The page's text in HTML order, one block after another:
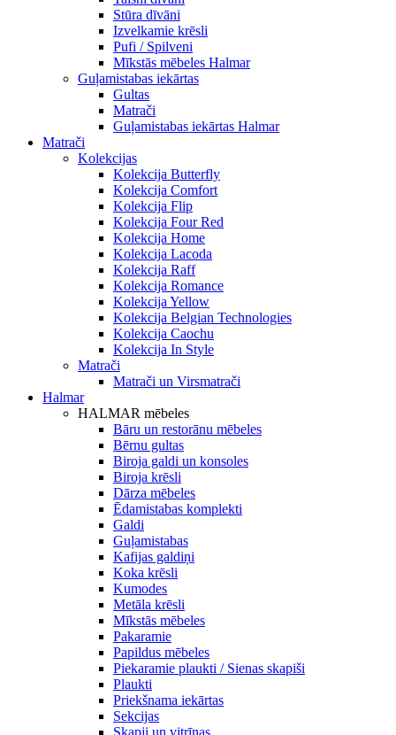
Stūra dīvāni
Izvelkamie krēsli
Pufi / Spilveni
Mīkstās mēbeles Halmar
Guļamistabas iekārtas
Gultas
Matrači
Guļamistabas iekārtas Halmar
Matrači
Kolekcijas
Kolekcija Butterfly
Kolekcija Comfort
Kolekcija Flip
Kolekcija Four Red
Kolekcija Home
Kolekcija Lacoda
Kolekcija Raff
Kolekcija Romance
Kolekcija Yellow
Kolekcija Belgian Technologies
Kolekcija Caochu
Kolekcija In Style
Matrači
Matrači un Virsmatrači
Halmar
HALMAR mēbeles
Bāru un restorānu mēbeles
Bērnu gultas
Biroja galdi un konsoles
Biroja krēsli
Dārza mēbeles
Ēdamistabas komplekti
Galdi
Guļamistabas
Kafijas galdiņi
Koka krēsli
Kumodes
Metāla krēsli
Mīkstās mēbeles
Pakaramie
Papildus mēbeles
Piekaramie plaukti / Sienas skapiši
Plaukti
Priekšnama iekārtas
Sekcijas
Skapji un vitrīnas